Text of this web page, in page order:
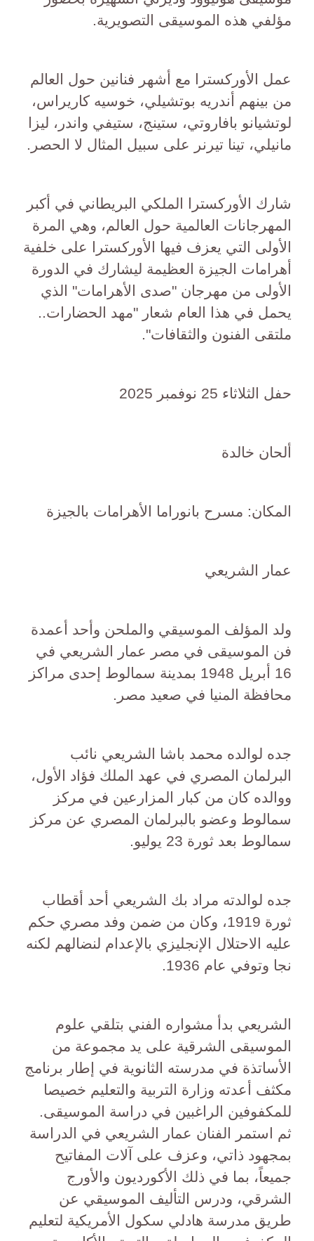
مؤلفي هذه الموسيقى التصويرية.
عمل الأوركسترا مع أشهر فنانين حول العالم
من بينهم أندريه بوتشيلي، خوسيه كاريراس،
لوتشيانو بافاروتي، ستينج، ستيفي واندر، ليزا
مانيلي، تينا تيرنر على سبيل المثال لا الحصر.
شارك الأوركسترا الملكي البريطاني في أكبر
المهرجانات العالمية حول العالم، وهي المرة
الأولى التي يعزف فيها الأوركسترا على خلفية
أهرامات الجيزة العظيمة ليشارك في الدورة
الأولى من مهرجان "صدى الأهرامات" الذي
يحمل في هذا العام شعار "مهد الحضارات..
ملتقى الفنون والثقافات".
حفل الثلاثاء 25 نوفمبر 2025
ألحان خالدة
المكان: مسرح بانوراما الأهرامات بالجيزة
عمار الشريعي
ولد المؤلف الموسيقي والملحن وأحد أعمدة
فن الموسيقى في مصر عمار الشريعي في
16 أبريل 1948 بمدينة سمالوط إحدى مراكز
محافظة المنيا في صعيد مصر.
جده لوالده محمد باشا الشريعي نائب
البرلمان المصري في عهد الملك فؤاد الأول،
ووالده كان من كبار المزارعين في مركز
سمالوط وعضو بالبرلمان المصري عن مركز
سمالوط بعد ثورة 23 يوليو.
جده لوالدته مراد بك الشريعي أحد أقطاب
ثورة 1919، وكان من ضمن وفد مصري حكم
عليه الاحتلال الإنجليزي بالإعدام لنضالهم لكنه
نجا وتوفي عام 1936.
الشريعي بدأ مشواره الفني بتلقي علوم
الموسيقى الشرقية على يد مجموعة من
الأساتذة في مدرسته الثانوية في إطار برنامج
مكثف أعدته وزارة التربية والتعليم خصيصا
للمكفوفين الراغبين في دراسة الموسيقى.
ثم استمر الفنان عمار الشريعي في الدراسة
بمجهود ذاتي، وعزف على آلات المفاتيح
جميعاً، بما في ذلك الأكورديون والأورج
الشرقي، ودرس التأليف الموسيقي عن
طريق مدرسة هادلي سكول الأمريكية لتعليم